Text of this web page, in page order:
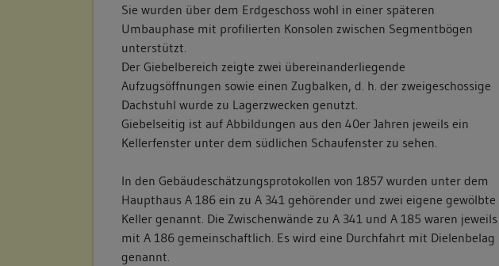
Sie wurden über dem Erdgeschoss wohl in einer späteren
Umbauphase mit profilierten Konsolen zwischen Segmentbögen
unterstützt.
Der Giebelbereich zeigte zwei übereinanderliegende
Aufzugsöffnungen sowie einen Zugbalken, d. h. der zweigeschossige
Dachstuhl wurde zu Lagerzwecken genutzt.
Giebelseitig ist auf Abbildungen aus den 40er Jahren jeweils ein
Kellerfenster unter dem südlichen Schaufenster zu sehen.
In den Gebäudeschätzungsprotokollen von 1857 wurden unter dem
Haupthaus A 186 ein zu A 341 gehörender und zwei eigene gewölbte
Keller genannt. Die Zwischenwände zu A 341 und A 185 waren jeweils
mit A 186 gemeinschaftlich. Es wird eine Durchfahrt mit Dielenbelag
genannt.